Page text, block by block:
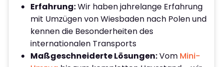
Erfahrung:Wir haben jahrelange Erfahrung
mit Umzügen von Wiesbaden nach Polen und
kennen die Besonderheiten des
internationalen Transports
Maßgeschneiderte Lösungen:Vom Mini-